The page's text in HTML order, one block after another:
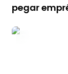
pegar